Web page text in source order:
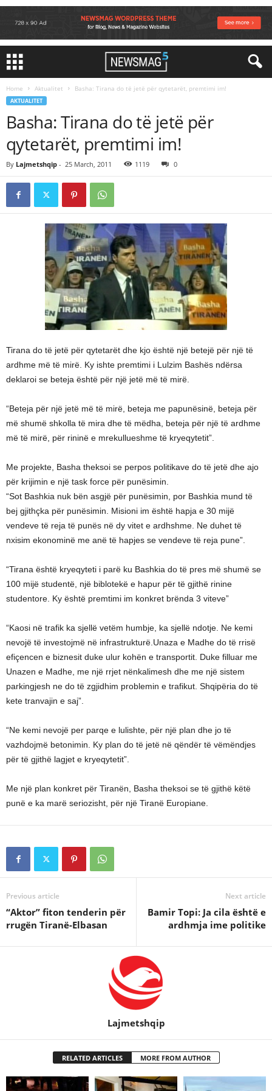
Home Aktualitet Basha: Tirana do të jetë për qytetarët, premtimi im!
AKTUALITET
Basha: Tirana do të jetë për
qytetarët, premtimi im!
By Lajmetshqip - 25 March, 2011 1119 0
Tirana do të jetë për qytetarët dhe kjo është një betejë për një të
ardhme më të mirë. Ky ishte premtimi i Lulzim Bashës ndërsa
deklaroi se beteja është për një jetë më të mirë.
“Beteja për një jetë më të mirë, beteja me papunësinë, beteja për
më shumë shkolla të mira dhe të mëdha, beteja për një të ardhme
më të mirë, për rininë e mrekullueshme të kryeqytetit”.
Me projekte, Basha theksoi se perpos politikave do të jetë dhe ajo
për krijimin e një task force për punësimin.
“Sot Bashkia nuk bën asgjë për punësimin, por Bashkia mund të
bej gjithçka për punësimin. Misioni im është hapja e 30 mijë
vendeve të reja të punës në dy vitet e ardhshme. Ne duhet të
nxisim ekonominë me anë të hapjes se vendeve të reja pune”.
“Tirana është kryeqyteti i parë ku Bashkia do të pres më shumë se
100 mijë studentë, një biblotekë e hapur për të gjithë rinine
studentore. Ky është premtimi im konkret brënda 3 viteve”
“Kaosi në trafik ka sjellë vetëm humbje, ka sjellë ndotje. Ne kemi
nevojë të investojmë në infrastrukturë.Unaza e Madhe do të rrisë
efiçencen e biznesit duke ulur kohën e transportit. Duke filluar me
Unazen e Madhe, me një rrjet nënkalimesh dhe me një sistem
parkingjesh ne do të zgjidhim problemin e trafikut. Shqipëria do të
kete tranvajin e saj”.
“Ne kemi nevojë per parqe e lulishte, për një plan dhe jo të
vazhdojmë betonimin. Ky plan do të jetë në qëndër të vëmëndjes
për të gjithë lagjet e kryeqytetit”.
Me një plan konkret për Tiranën, Basha theksoi se të gjithë këtë
punë e ka marë seriozisht, për një Tiranë Europiane.
Previous article
“Aktor” fiton tenderin për
rrugën Tiranë-Elbasan
Next article
Bamir Topi: Ja cila është e
ardhmja ime politike
Lajmetshqip
RELATED ARTICLES MORE FROM AUTHOR